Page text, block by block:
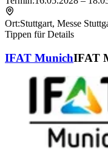
Ort:Stuttgart, Messe
Tippen für Details
IFAT MunichIFAT